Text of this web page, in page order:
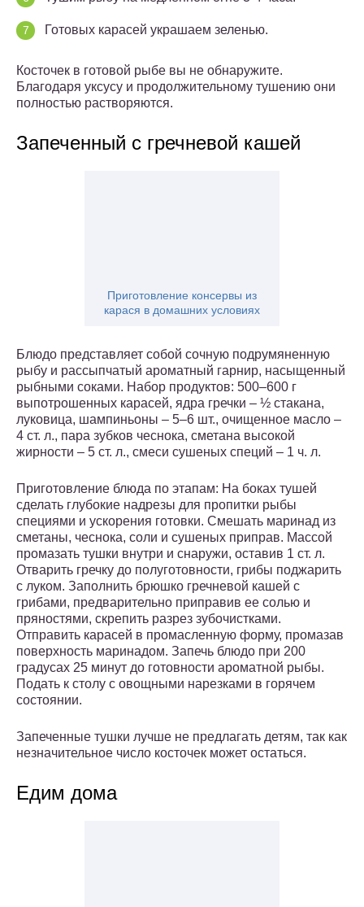
Готовых карасей украшаем зеленью.
Косточек в готовой рыбе вы не обнаружите.
Благодаря уксусу и продолжительному тушению они
полностью растворяются.
Запеченный с гречневой кашей
Приготовление консервы из
карася в домашних условиях
Блюдо представляет собой сочную подрумяненную
рыбу и рассыпчатый ароматный гарнир, насыщенный
рыбными соками. Набор продуктов: 500–600 г
выпотрошенных карасей, ядра гречки – ½ стакана,
луковица, шампиньоны – 5–6 шт., очищенное масло –
4 ст. л., пара зубков чеснока, сметана высокой
жирности – 5 ст. л., смеси сушеных специй – 1 ч. л.
Приготовление блюда по этапам: На боках тушей
сделать глубокие надрезы для пропитки рыбы
специями и ускорения готовки. Смешать маринад из
сметаны, чеснока, соли и сушеных приправ. Массой
промазать тушки внутри и снаружи, оставив 1 ст. л.
Отварить гречку до полуготовности, грибы поджарить
с луком. Заполнить брюшко гречневой кашей с
грибами, предварительно приправив ее солью и
пряностями, скрепить разрез зубочистками.
Отправить карасей в промасленную форму, промазав
поверхность маринадом. Запечь блюдо при 200
градусах 25 минут до готовности ароматной рыбы.
Подать к столу с овощными нарезками в горячем
состоянии.
Запеченные тушки лучше не предлагать детям, так как
незначительное число косточек может остаться.
Едим дома